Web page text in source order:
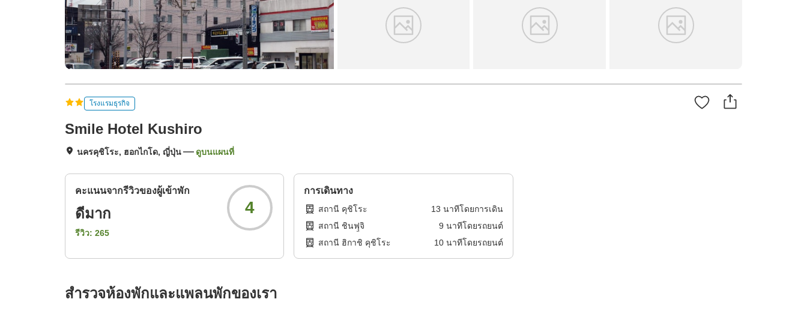
โรงแรมธุรกิจ
Smile Hotel Kushiro
นครคุชิโระ, ฮอกไกโด, ญี่ปุ่น ดูบนแผนที่
คะแนนจากรีวิวของผู้เข้าพัก
ดีมาก
รีวิว: 265
4
การเดินทาง
สถานี คุชิโระ 13 นาทีโดยการเดิน
สถานี ชินฟุูจิ
9 นาทีโดยรถยนต์
สถานี ฮิกาชิ คุชิโระ
10นาทีโดยรถยนต์
สำรวจห้องพักและแพลนพักของเรา